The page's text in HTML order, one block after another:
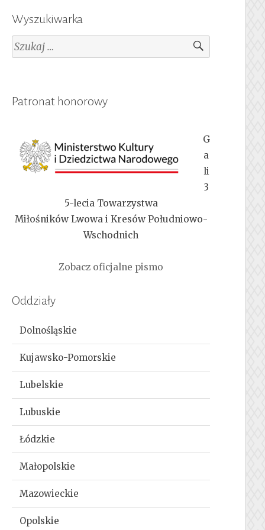
Wyszukiwarka
Szukaj:
Patronat honorowy
G
a
li
3
5-lecia Towarzystwa
Miłośników Lwowa i Kresów Południowo-
Wschodnich
Zobacz oficjalne pismo
Oddziały
Dolnośląskie
Kujawsko-Pomorskie
Lubelskie
Lubuskie
Łódzkie
Małopolskie
Mazowieckie
Opolskie